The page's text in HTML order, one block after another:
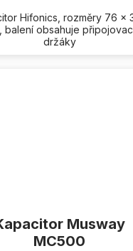
Hifonics, rozměry 76 x
balení obsahuje
držáky
Musway
MC500